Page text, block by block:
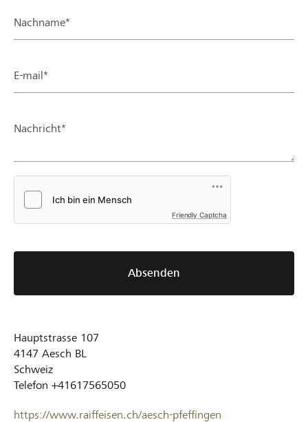
Nachname*
E-mail*
Nachricht*
Friendly Captcha
Absenden
Hauptstrasse 107
4147 Aesch BL
Schweiz
Telefon +41617565050
https://www.raiffeisen.ch/aesch-pfeffingen